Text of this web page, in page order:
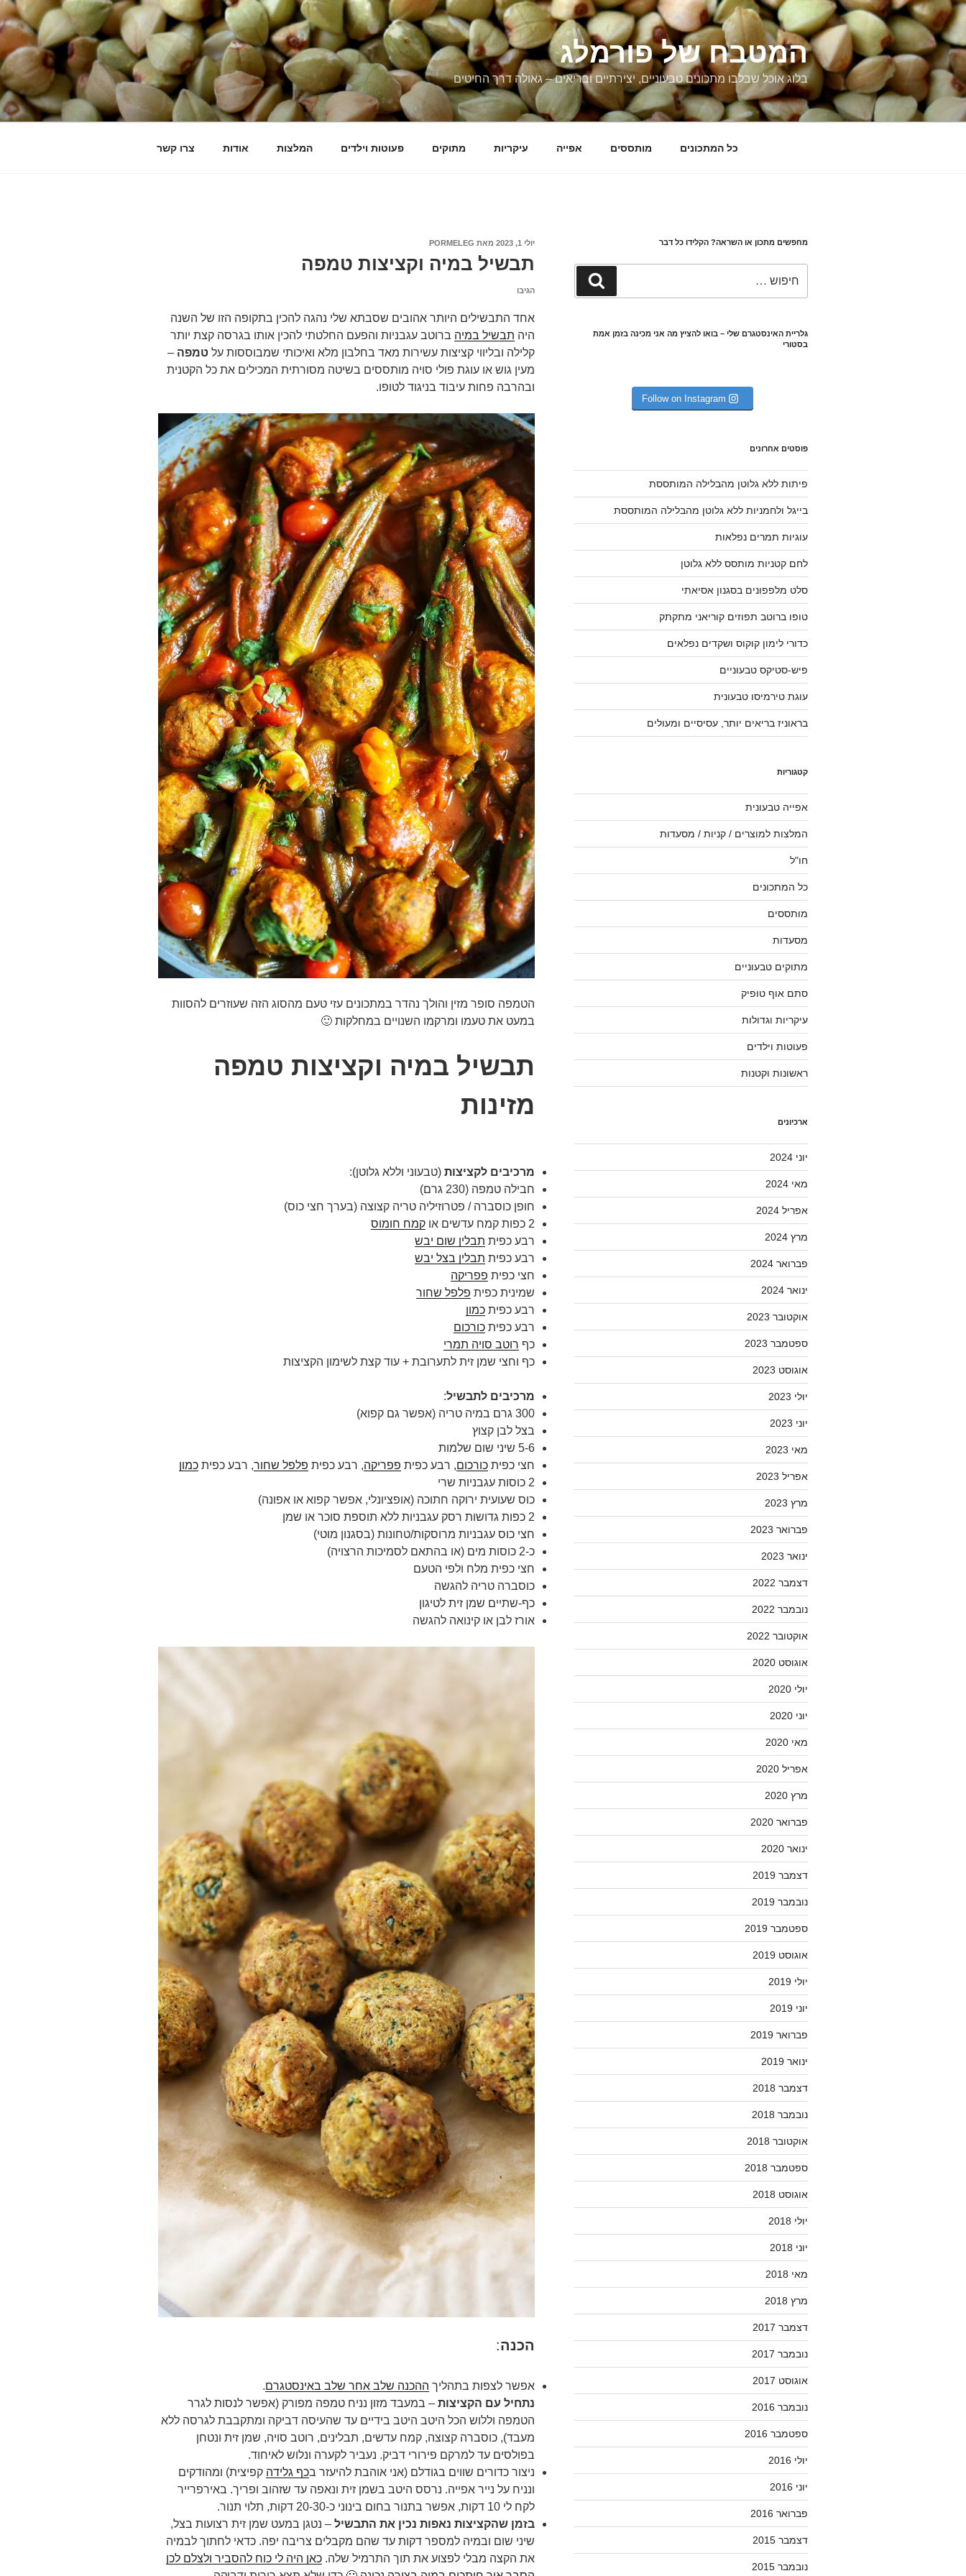
דילוג
לתוכן
המטבח של פורמלג
בלוג אוכל שבלבו מתכונים טבעוניים, יצירתיים ובריאים – גאולה דרך החיטים
כל המתכונים מותססים אפייה עיקריות מתוקים פעוטות וילדים המלצות אודות צרו קשר
פורסם
יולי 1, 2023 מאת PORMELEG
תבשיל במיה וקציצות טמפה
הגיבו
אחד התבשילים היותר אהובים שסבתא שלי נהגה להכין בתקופה הזו של השנה
היה תבשיל במיה ברוטב עגבניות והפעם החלטתי להכין אותו בגרסה קצת יותר
קלילה ובליווי קציצות עשירות מאד בחלבון מלא ואיכותי שמבוססות על טמפה –
מעין גוש או עוגת פולי סויה מותססים בשיטה מסורתית המכילים את כל הקטנית
ובהרבה פחות עיבוד בניגוד לטופו.
הטמפה סופר מזין והולך נהדר במתכונים עזי טעם מהסוג הזה שעוזרים להסוות
במעט את טעמו ומרקמו השנויים במחלקות 🙂
תבשיל במיה וקציצות טמפה
מזינות
מרכיבים לקציצות(טבעוני וללא גלוטן):
חבילה טמפה (230 גרם)
חופן כוסברה / פטרוזיליה טריה קצוצה (בערך חצי כוס)
2 כפות קמח עדשים או
קמח חומוס
רבע כפית תבלין שום יבש
רבע כפית תבלין בצל יבש
חצי כפית פפריקה
שמינית כפית פלפל שחור
רבע כפית כמון
רבע כפית כורכום
כף רוטב סויה תמרי
כף וחצי שמן זית לתערובת + עוד קצת לשימון הקציצות
מרכיבים לתבשיל:
300 גרם במיה טריה (אפשר גם קפוא)
בצל לבן קצוץ
5-6 שיני שום שלמות
חצי כפית כורכום, רבע כפית פפריקה, רבע כפית פלפל שחור, רבע כפית כמון
2 כוסות עגבניות שרי
כוס שעועית ירוקה חתוכה (אופציונלי, אפשר קפוא או אפונה)
2 כפות גדושות רסק עגבניות ללא תוספת סוכר או שמן
חצי כוס עגבניות מרוסקות/טחונות (בסגנון מוטי)
כ-2 כוסות מים (או בהתאם לסמיכות הרצויה)
חצי כפית מלח ולפי הטעם
כוסברה טריה להגשה
כף-שתיים שמן זית לטיגון
אורז לבן או קינואה להגשה
הכנה:
אפשר לצפות בתהליך ההכנה שלב אחר שלב באינסטגרם.
נתחיל עם הקציצות – במעבד מזון נניח טמפה מפורק (אפשר לנסות לגרר
הטמפה וללוש הכל היטב היטב בידיים עד שהעיסה דביקה ומתקבבת לגרסה ללא
מעבד), כוסברה קצוצה, קמח עדשים, תבלינים, רוטב סויה, שמן זית ונטחן
בפולסים עד למרקם פירורי דביק. נעביר לקערה ונלוש לאיחוד.
ניצור כדורים שווים בגודלם (אני אוהבת להיעזר בכף גלידה קפיצית) ומהודקים
ונניח על נייר אפייה. נרסס היטב בשמן זית ונאפה עד שזהוב ופריך. באירפרייר
לקח לי 10 דקות, אפשר בתנור בחום בינוני כ-20-30 דקות, תלוי תנור.
בזמן שהקציצות נאפות נכין את התבשיל – נטגן במעט שמן זית רצועות בצל,
שיני שום ובמיה למספר דקות עד שהם מקבלים צריבה יפה. כדאי לחתוך לבמיה
את הקצה מבלי לפצוע את תוך התרמיל שלה. כאן היה לי כוח להסביר ולצלם לכן
מחפשים מתכון או השראה? הקלידו כל דבר
חיפוש
גלריית האינסטגרם שלי – בואו להציץ מה אני מכינה בזמן אמת
בסטורי
Follow on Instagram
פוסטים אחרונים
פיתות ללא גלוטן מהבלילה המותססת
בייגל ולחמניות ללא גלוטן מהבלילה המותססת
עוגיות תמרים נפלאות
לחם קטניות מותסס ללא גלוטן
סלט מלפפונים בסגנון אסיאתי
טופו ברוטב תפוזים קוריאני מתקתק
כדורי לימון קוקוס ושקדים נפלאים
פיש-סטיקס טבעוניים
עוגת טירמיסו טבעונית
בראוניז בריאים יותר, עסיסיים ומעולים
קטגוריות
אפייה טבעונית
המלצות למוצרים / קניות / מסעדות
חו"ל
כל המתכונים
מותססים
מסעדות
מתוקים טבעוניים
סתם אוף טופיק
עיקריות וגדולות
פעוטות וילדים
ראשונות וקטנות
ארכיונים
יוני 2024
מאי 2024
אפריל 2024
מרץ 2024
פברואר 2024
ינואר 2024
אוקטובר 2023
ספטמבר 2023
אוגוסט 2023
יולי 2023
יוני 2023
מאי 2023
אפריל 2023
מרץ 2023
פברואר 2023
ינואר 2023
דצמבר 2022
נובמבר 2022
אוקטובר 2022
אוגוסט 2020
יולי 2020
יוני 2020
מאי 2020
אפריל 2020
מרץ 2020
פברואר 2020
ינואר 2020
דצמבר 2019
נובמבר 2019
ספטמבר 2019
אוגוסט 2019
יולי 2019
יוני 2019
פברואר 2019
ינואר 2019
דצמבר 2018
נובמבר 2018
אוקטובר 2018
ספטמבר 2018
אוגוסט 2018
יולי 2018
יוני 2018
מאי 2018
מרץ 2018
דצמבר 2017
נובמבר 2017
אוגוסט 2017
נובמבר 2016
ספטמבר 2016
יולי 2016
יוני 2016
פברואר 2016
דצמבר 2015
נובמבר 2015